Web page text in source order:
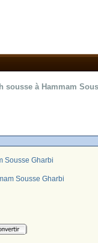
sousse à Hammam
Sousse Gharbi
Sousse Gharbi